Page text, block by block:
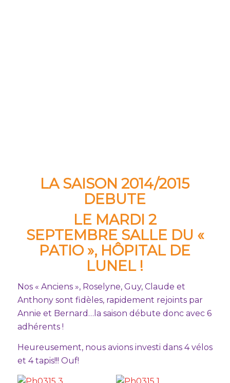
LA SAISON 2014/2015
DEBUTE
LE MARDI 2
SEPTEMBRE SALLE DU «
PATIO », HÔPITAL DE
LUNEL !
Nos « Anciens », Roselyne, Guy, Claude et
Anthony sont fidèles, rapidement rejoints par
Annie et Bernard…la saison débute donc avec 6
adhérents !
Heureusement, nous avions investi dans 4 vélos
et 4 tapis!!! Ouf!